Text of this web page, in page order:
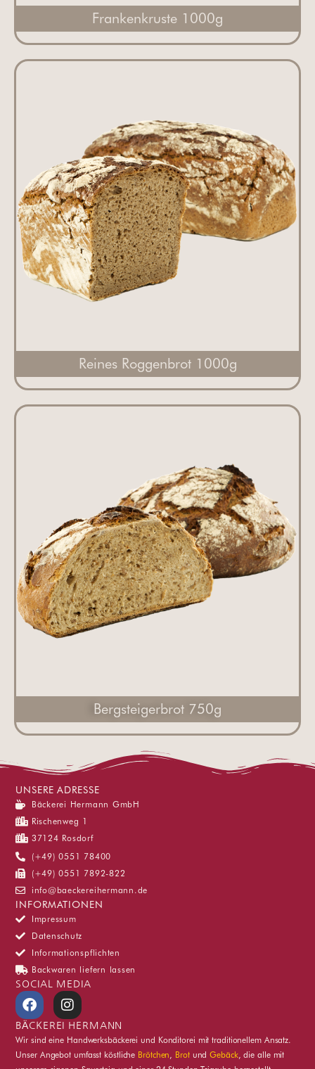
Frankenkruste 1000g
Reines Roggenbrot 1000g
Bergsteigerbrot 750g
UNSERE ADRESSE
Bäckerei Hermann GmbH
Rischenweg 1
37124 Rosdorf
(+49) 0551 78400
(+49) 0551 7892-822
info@baeckereihermann.de
INFORMATIONEN
Impressum
Datenschutz
Informationspflichten
Backwaren liefern lassen
SOCIAL MEDIA
F
a
c
e
b
I
n
s
t
a
BÄCKEREI HERMANN
Wir sind eine Handwerksbäckerei und Konditorei mit traditionellem Ansatz.
Unser Angebot umfasst köstliche Brötchen, BrotundGebäck, die alle mit